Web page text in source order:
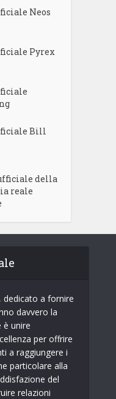
Neos
Pyrex
Bill
della
reale
dedicato a fornire
davvero la
è unire
per offrire
a raggiungere i
particolare alla
del
relazioni